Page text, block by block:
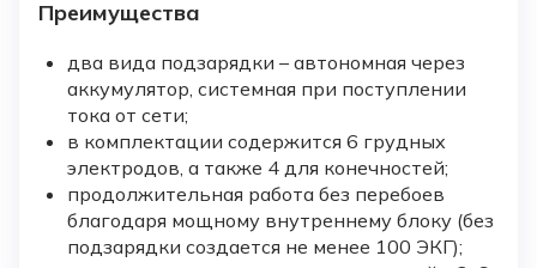
Преимущества
два вида подзарядки – автономная через
аккумулятор, системная при поступлении
тока от сети;
в комплектации содержится 6 грудных
электродов, а также 4 для конечностей;
продолжительная работа без перебоев
благодаря мощному внутреннему блоку (без
подзарядки создается не менее 100 ЭКГ);